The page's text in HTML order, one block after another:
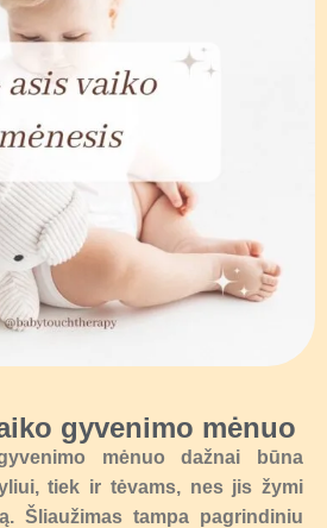
gyvenimo mėnuo
mėnuo dažnai būna
tiek ir tėvams, nes jis žymi
Šliaužimas tampa pagrindiniu